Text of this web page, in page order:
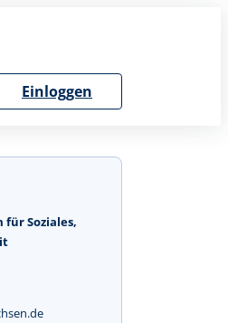
Einloggen
Soziales,